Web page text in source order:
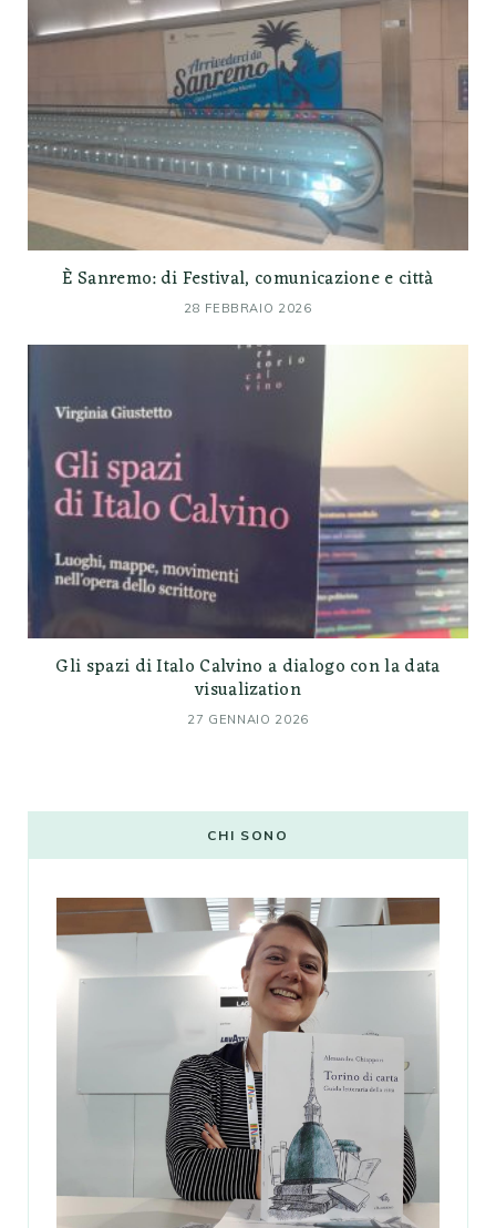
È Sanremo: di Festival, comunicazione e città
28 FEBBRAIO 2026
Gli spazi di Italo Calvino a dialogo con la data
visualization
27 GENNAIO 2026
CHI SONO